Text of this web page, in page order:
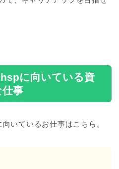
hspに向いている資
事
いているお仕事はこちら。